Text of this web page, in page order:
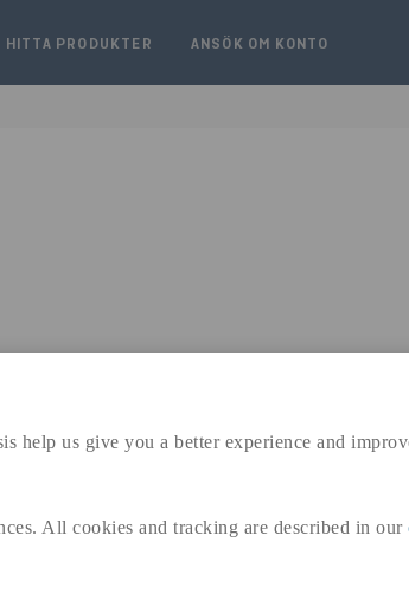
help us give you a better experience and
All cookies and tracking are described in our
HITTA PRODUKTER ANSÖK OM KONTO
expand_less